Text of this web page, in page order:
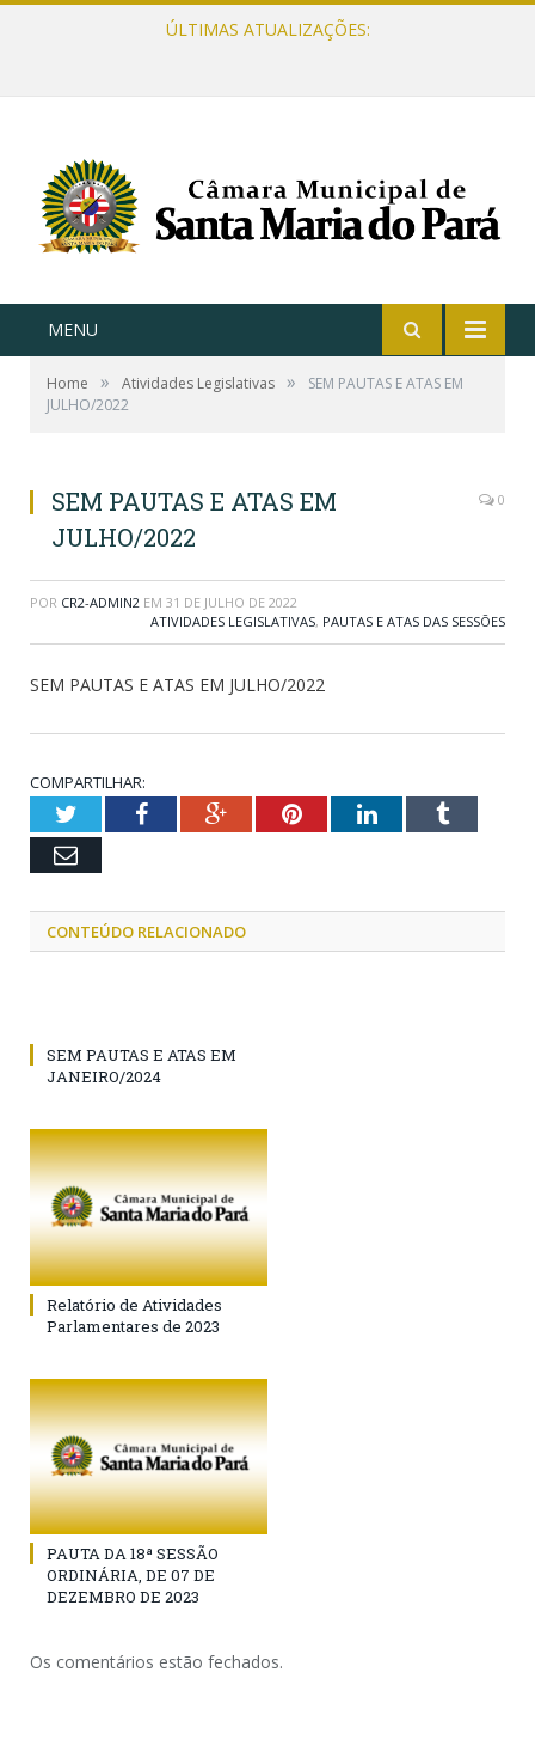
ÚLTIMAS ATUALIZAÇÕES:
MENU
Home » Atividades Legislativas »
SEM PAUTAS E ATAS EM
JULHO/2022
SEM PAUTAS E ATAS EM
JULHO/2022
0
POR CR2-ADMIN2 EM 31 DE JULHO DE 2022
ATIVIDADES LEGISLATIVAS, PAUTAS E ATAS DAS SESSÕES
SEM PAUTAS E ATAS EM JULHO/2022
COMPARTILHAR:
TwitterFacebookGoogle+PinterestLinkedInTumblr
Email
CONTEÚDO RELACIONADO
SEM PAUTAS E ATAS EM
JANEIRO/2024
Relatório de Atividades
Parlamentares de 2023
PAUTA DA 18ª SESSÃO
ORDINÁRIA, DE 07 DE
DEZEMBRO DE 2023
Os comentários estão fechados.